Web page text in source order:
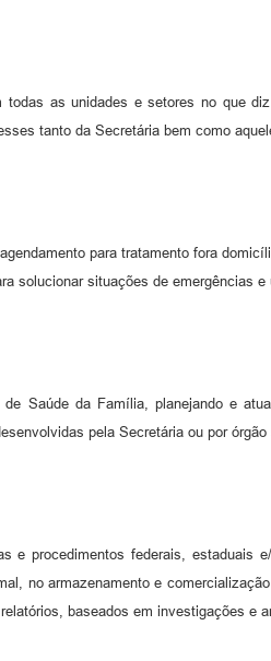
as unidades e setores no que
tanto da Secretária bem como
para tratamento fora
solucionar situações de emergências e
Saúde da Família, planejando e
pela Secretária ou por órgão
procedimentos federais, estaduais
no armazenamento e
baseados em investigações e